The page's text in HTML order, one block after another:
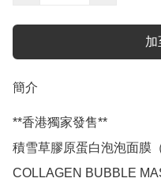
加
簡介
**香港獨家發售**
積雪草膠原蛋白泡泡面膜
COLLAGEN BUBBLE